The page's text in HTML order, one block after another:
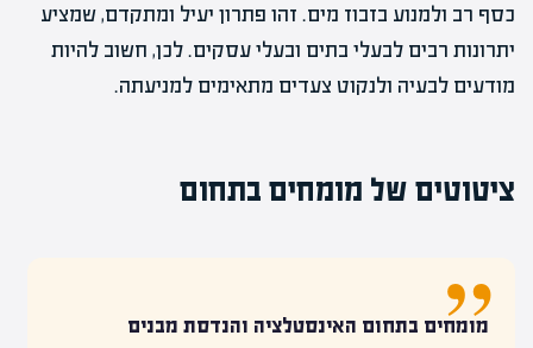
כסף רב ולמנוע בזבוז מים. זהו פתרון יעיל ומתקדם, שמציע
יתרונות רבים לבעלי בתים ובעלי עסקים. לכן, חשוב להיות
מודעים לבעיה ולנקוט צעדים מתאימים למניעתה.
ציטוטים של מומחים בתחום
מומחים בתחום האינסטלציה והנדסת מבנים